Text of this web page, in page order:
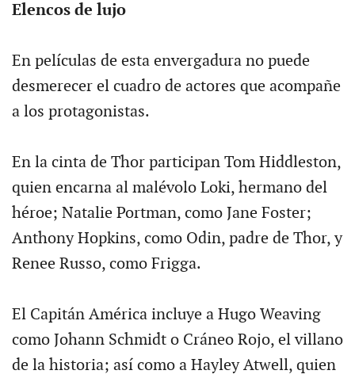
Elencos de lujo
En películas de esta envergadura no puede
desmerecer el cuadro de actores que acompañe
a los protagonistas.
En la cinta de Thor participan Tom Hiddleston,
quien encarna al malévolo Loki, hermano del
héroe; Natalie Portman, como Jane Foster;
Anthony Hopkins, como Odin, padre de Thor, y
Renee Russo, como Frigga.
El Capitán América incluye a Hugo Weaving
como Johann Schmidt o Cráneo Rojo, el villano
de la historia; así como a Hayley Atwell, quien